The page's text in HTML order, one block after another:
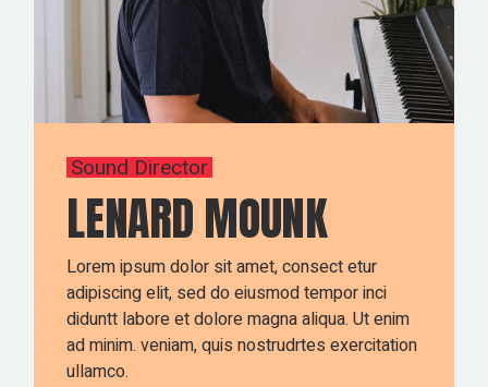
Sound Director
LENARD MOUNK
Lorem ipsum dolor sit amet, consect etur
adipiscing elit, sed do eiusmod tempor inci
diduntt labore et dolore magna aliqua. Ut enim
ad minim. veniam, quis nostrudrtes exercitation
ullamco.